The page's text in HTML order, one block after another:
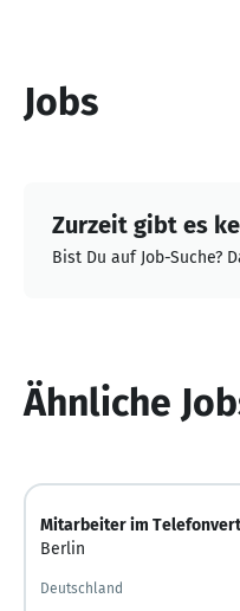
Jobs
Zurzeit gibt es
Bist Du auf Job-Suche?
Ähnliche
Mitarbeiter im
Berlin
Deutschland